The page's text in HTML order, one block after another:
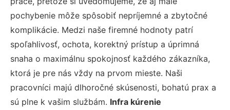
pochybenie môže spôsobiť nepríjemné a zbytočné
komplikácie. Medzi naše firemné hodnoty patrí
spoľahlivosť, ochota, korektný prístup a úprimná
snaha o maximálnu spokojnosť každého zákazníka,
ktorá je pre nás vždy na prvom mieste. Naši
pracovníci majú dlhoročné skúsenosti, bohatú prax a
sú plne k vašim službám. Infra kúrenie